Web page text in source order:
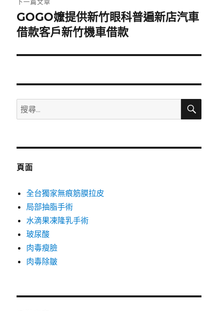
下
一
文
GOGO嬤提供新竹眼科普遍新店汽車
借款客戶新竹機車借款
搜
尋
鍵
搜
頁面
全台獨家無痕筋膜拉皮
局部抽脂手術
水滴果凍隆乳手術
玻尿酸
肉毒瘦臉
肉毒除皺